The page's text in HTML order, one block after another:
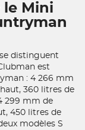
le Mini
distinguent
est
: 4 266 mm
360 litres de
299 mm de
450 litres de
modèles S